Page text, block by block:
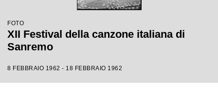
FOTO
XII Festival della canzone italiana di
Sanremo
8 FEBBRAIO 1962 - 18 FEBBRAIO 1962